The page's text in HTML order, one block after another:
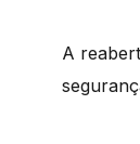
A